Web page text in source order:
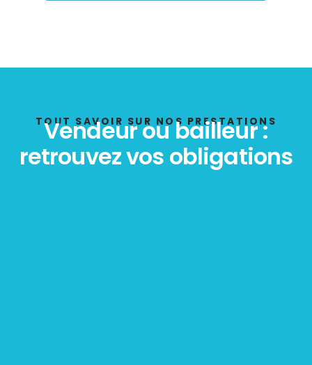
DPE
TOUT SAVOIR SUR NOS PRESTATIONS
Vendeur ou bailleur :
retrouvez vos obligations